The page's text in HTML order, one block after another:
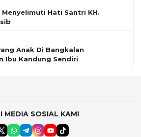
Menyelimuti Hati Santri KH.
Anak Di Bangkalan
Ibu Kandung Sendiri
MEDIA SOSIAL KAMI